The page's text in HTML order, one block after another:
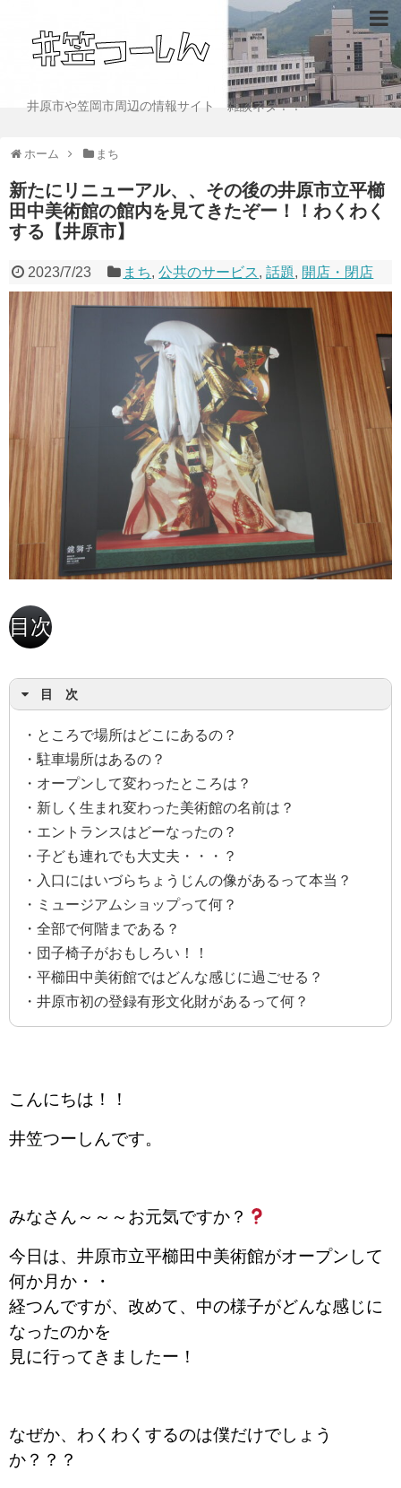
井原市や笠岡市周辺の情報サイト 雑談ネタ！！
ホーム まち
新たにリニューアル、、その後の井原市立平櫛
田中美術館の館内を見てきたぞー！！わくわく
する【井原市】
2023/7/23 まち,公共のサービス,話題, 開店・閉店
目次
目 次
・ところで場所はどこにあるの？
・駐車場所はあるの？
・オープンして変わったところは？
・新しく生まれ変わった美術館の名前は？
・エントランスはどーなったの？
・子ども連れでも大丈夫・・・？
・入口にはいづらちょうじんの像があるって本当？
・ミュージアムショップって何？
・全部で何階まである？
・団子椅子がおもしろい！！
・平櫛田中美術館ではどんな感じに過ごせる？
・井原市初の登録有形文化財があるって何？
こんにちは！！
井笠つーしんです。
みなさん～～～お元気ですか？
今日は、井原市立平櫛田中美術館がオープンして
何か月か・・
経つんですが、改めて、 中の様子がどんな感じに
なったのかを
見に行ってきましたー！
なぜか、わくわくするのは僕だけでしょう
か？？？